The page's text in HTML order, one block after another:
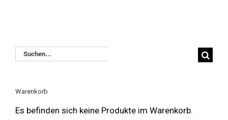
Suche
nach:
Warenkorb
Es befinden sich keine Produkte im Warenkorb.